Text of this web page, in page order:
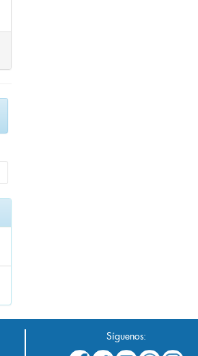
Síguenos: